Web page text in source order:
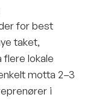
for best
taket,
flere lokale
motta 2–3
i